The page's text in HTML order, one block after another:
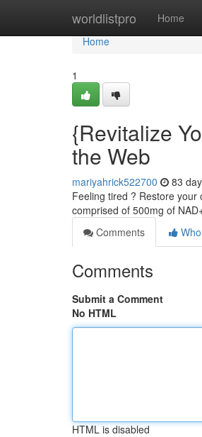
worldlistpro Home
Home
Home
1
{Revitalize
the Web
mariyahrick522700 83
Feeling tired ? Restore your
comprised of 500mg of
Comments
Comments
Submit a Comment
No HTML
HTML is disabled